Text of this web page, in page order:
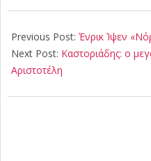
02-
21
Previous Post: Ένρικ Ίψεν
Next Post: Καστοριάδης: ο
Αριστοτέλη